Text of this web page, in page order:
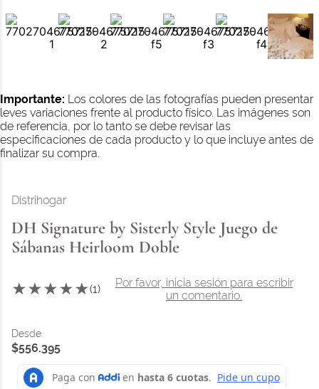
Importante: Los colores de las fotografías pueden presentar
leves variaciones frente al producto físico. Las imágenes son
de referencia, por lo tanto se debe revisar las
especificaciones de cada producto y lo que incluye antes de
finalizar su compra.
Distrihogar
DH Signature by Sisterly Style Juego de
Sábanas Heirloom Doble
★★★★★(1)
Por favor, inicia sesión para escribir
un comentario.
$556.395